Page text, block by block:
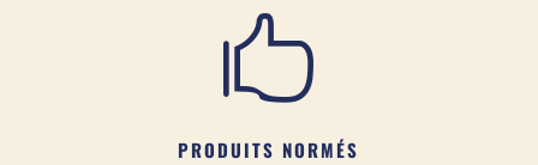

PRODUITS NORMÉS